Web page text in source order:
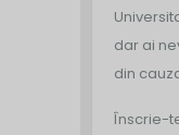
dar ai
din
Înscrie-